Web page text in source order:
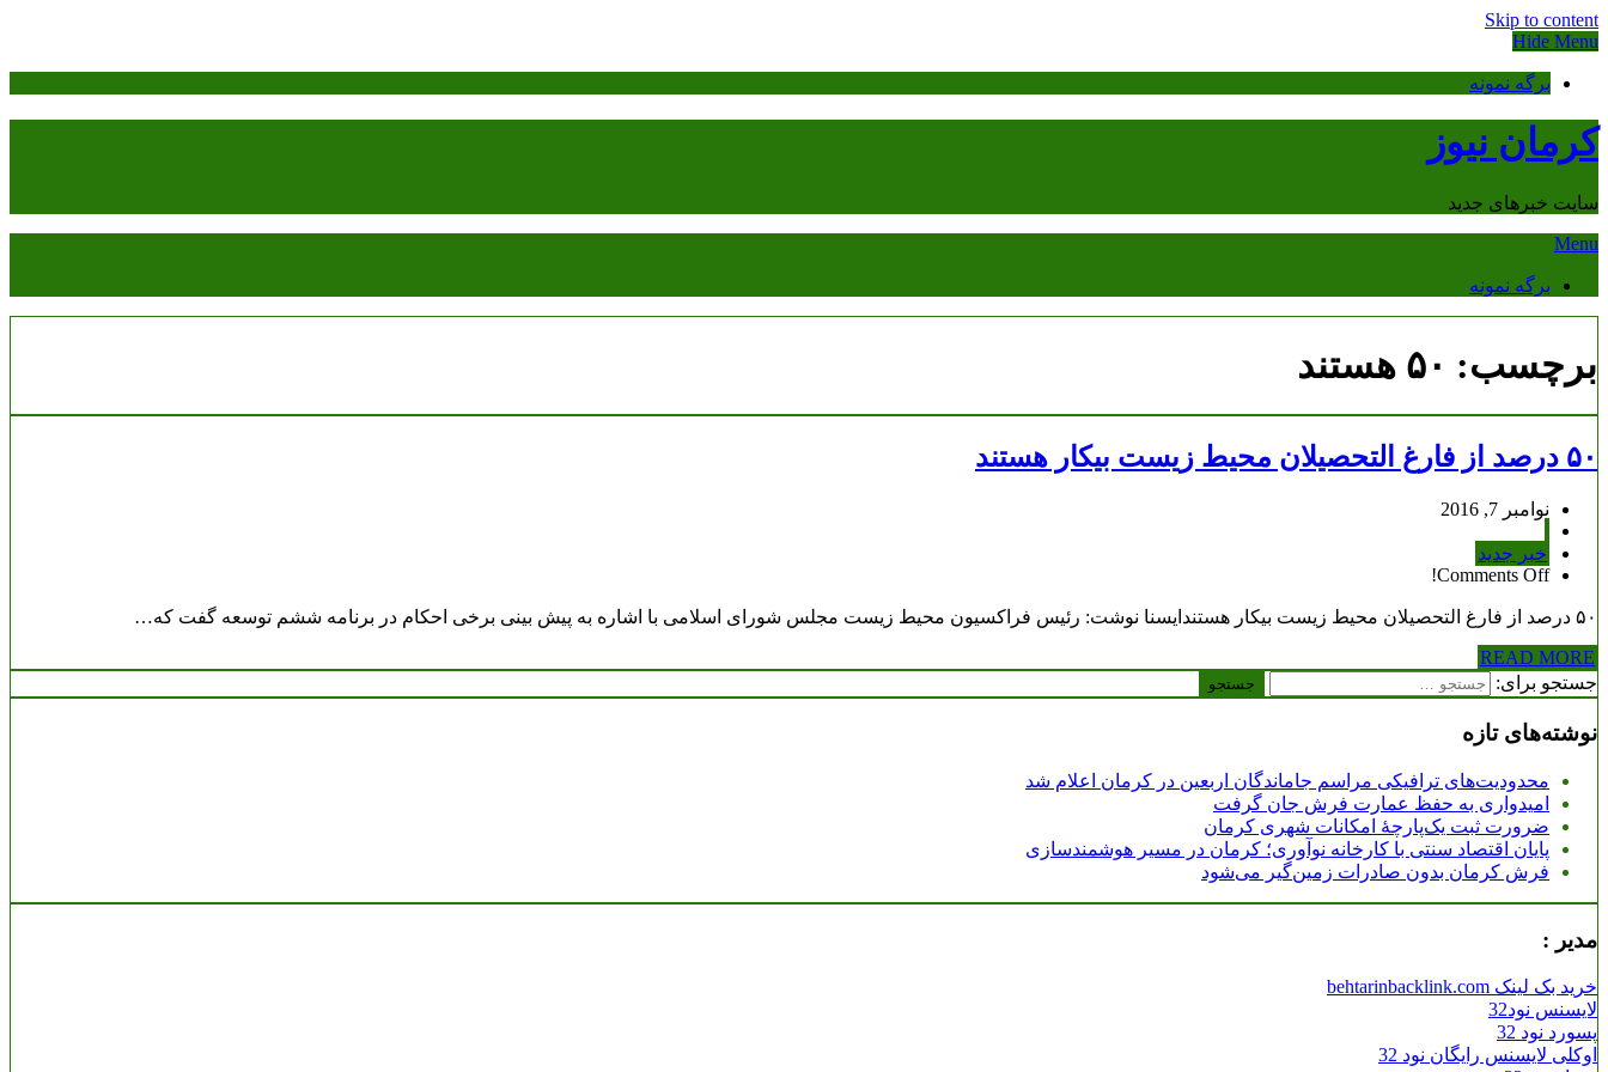
Skip to content
Hide Menu
برگه نمونه
کرمان نیوز
سایت خبرهای جدید
Menu
برگه نمونه
برچسب: ۵۰ هستند
۵۰ درصد از فارغ التحصیلان محیط زیست بیکار هستند
نوامبر 7, 2016
خبر جدید
Comments Off!
۵۰ درصد از فارغ التحصیلان محیط زیست بیکار هستندایسنا نوشت: رئیس فراکسیون محیط زیست مجلس شورای اسلامی با اشاره به پیش بینی برخی احکام در برنامه ششم توسعه گفت که…
READ MORE
جستجو برای:
نوشته‌های تازه
محدودیت‌های ترافیکی مراسم جاماندگان اربعین در کرمان اعلام شد
امیدواری به حفظ عمارت فرش جان گرفت
ضرورت ثبت یک‌پارچۀ امکانات شهری کرمان
پایان اقتصاد سنتی با کارخانه نوآوری؛ کرمان در مسیر هوشمندسازی
فرش کرمان بدون صادرات زمین‌گیر می‌شود
مدیر :
خرید بک لینک behtarinbacklink.com
لایسنس نود32
پسورد نود 32
اوکلی لایسنس رایگان نود 32